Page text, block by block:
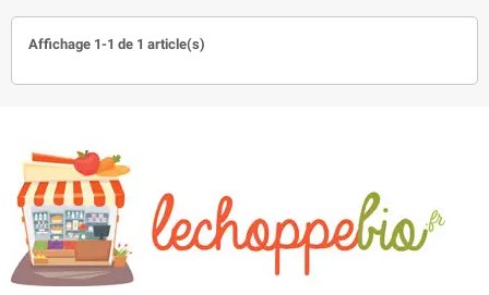
Affichage 1-1 de 1 article(s)